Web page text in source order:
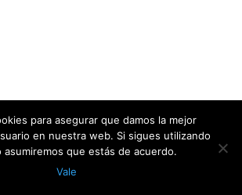
para asegurar que damos la mejor
en nuestra web. Si sigues utilizando
asumiremos que estás de acuerdo.
Vale